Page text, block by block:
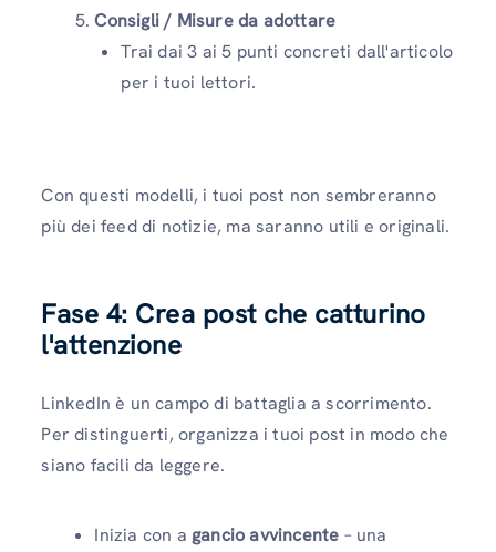
Consigli / Misure da adottare
Trai dai 3 ai 5 punti concreti dall'articolo
per i tuoi lettori.
Con questi modelli, i tuoi post non sembreranno
più dei feed di notizie, ma saranno utili e originali.
Fase 4: Crea post che catturino
l'attenzione
LinkedIn è un campo di battaglia a scorrimento.
Per distinguerti, organizza i tuoi post in modo che
siano facili da leggere.
Inizia con a gancio avvincente – una